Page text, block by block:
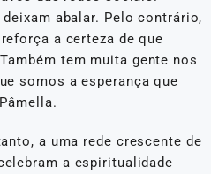
abalar. Pelo contrário,
a certeza de que
tem muita gente nos
somos a esperança que
a uma rede crescente de
a espiritualidade